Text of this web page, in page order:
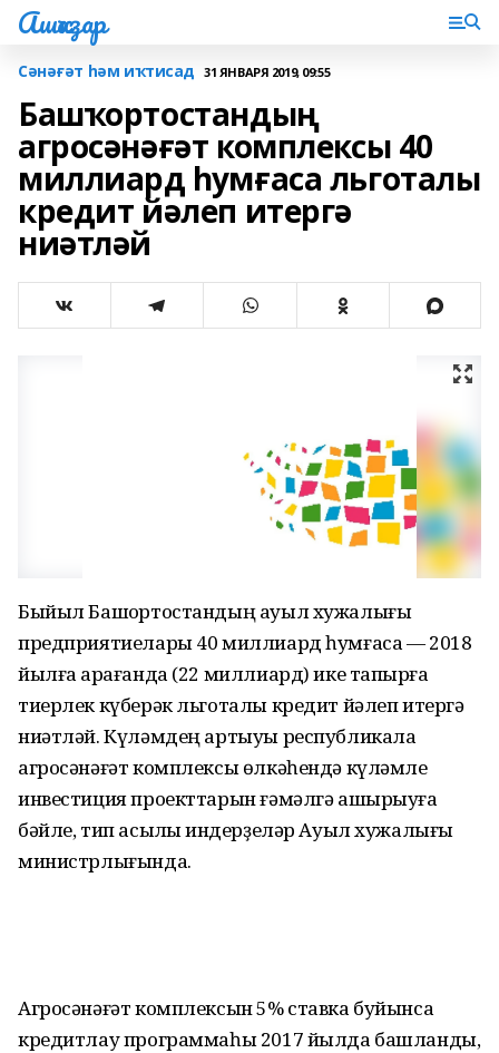
Ашҡаҙар
Сәнәғәт һәм иҡтисад 31 ЯНВАРЯ 2019, 09:55
Башҡортостандың
агросәнәғәт комплексы 40
миллиард һумғаса льготалы
кредит йәлеп итергә
ниәтләй
Быйыл Башҡортостандың ауыл хужалығы
предприятиелары 40 миллиард һумғаса — 2018
йылға ҡарағанда (22 миллиард) ике тапҡырға
тиерлек күберәк льготалы кредит йәлеп итергә
ниәтләй. Күләмдең артыуы республикала
агросәнәғәт комплексы өлкәһендә күләмле
инвестиция проекттарын ғәмәлгә ашырыуға
бәйле, тип асыҡлыҡ индерҙеләр Ауыл хужалығы
министрлығында.
Агросәнәғәт комплексын 5% ставка буйынса
кредитлау программаһы 2017 йылда башланды,